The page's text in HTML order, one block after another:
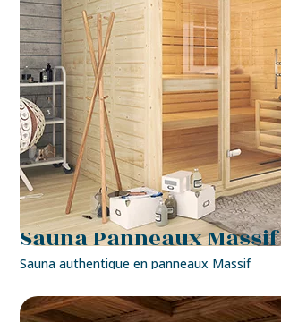
Sauna Panneaux Massif
Sauna authentique en panneaux Massif